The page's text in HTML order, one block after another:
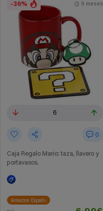
-36%
6
0
Caja Regalo Mario: taza, llavero y
portavasos.
9 meses
Amazon España